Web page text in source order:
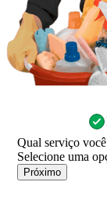
Qual serviço
Próximo